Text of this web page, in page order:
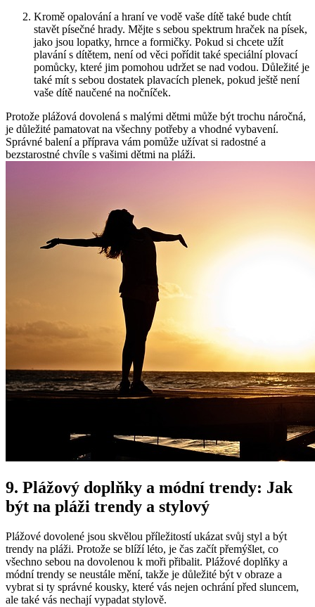
Kromě‍ opalování a hraní ⁤ve vodě ​vaše dítě také bude‌ chtít
stavět písečné ⁣hrady. Mějte s sebou⁣ spektrum hraček na písek,
jako jsou lopatky, hrnce a formičky. Pokud si chcete ⁢užít
plavání s ‌dítětem, není ‍od věci pořídit⁢ také​ speciální plovací
⁢pomůcky, ⁢které jim pomohou udržet se nad vodou. Důležité je
také ​mít s sebou dostatek plavacích plenek, pokud ještě není‌
vaše‌ dítě naučené na nočníček.
Protože plážová dovolená s‌ malými⁤ dětmi může být ‍trochu ⁣náročná,
je ⁣důležité pamatovat na všechny potřeby a vhodné vybavení.
Správné balení ​a příprava‍ vám ⁣pomůže ​užívat⁣ si radostné a
bezstarostné chvíle s vašimi dětmi na pláži.
9. Plážový doplňky ‌a ‌módní trendy: Jak
být na pláži trendy a stylový
Plážové⁤ dovolené jsou skvělou příležitostí ukázat svůj styl a být
trendy​ na pláži. Protože ‍se‍ blíží léto, je čas začít přemýšlet,‌ co
všechno⁤ sebou⁣ na ‌dovolenou k moři přibalit. Plážové doplňky a
módní trendy‌ se neustále mění, takže je důležité být v obraze ​a
vybrat si ty ‌správné kousky, které vás nejen ochrání⁤ před sluncem,
ale také vás nechají vypadat stylově.